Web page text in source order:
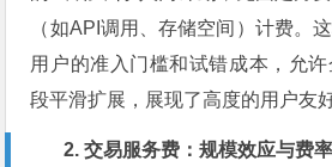
（如API调用、存储空间）计费。
用户的准入门槛和试错成本，允
段平滑扩展，展现了高度的用户友
2. 交易服务费：规模效应与费